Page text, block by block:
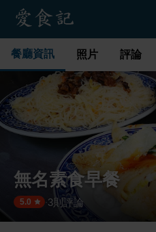
餐廳資訊 照片 評論
無名素食早餐
5.0 ·3則評論